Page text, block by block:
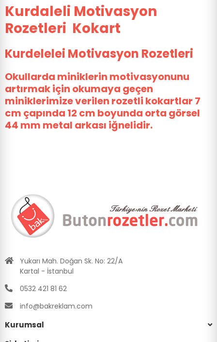
Kurdaleli Motivasyon
Rozetleri Kokart
Kurdelelei Motivasyon Rozetleri
Okullarda miniklerin motivasyonunu
artırmak için okumaya geçen
miniklerimize verilen rozetli kokartlar 7
cm çapında 12 cm boyunda orta görsel
44 mm metal arkası iğnelidir.
Yukarı Mah. Doğan Sk. No: 22/A
Kartal - İstanbul
0532 421 81 62
info@bakreklam.com
Kurumsal